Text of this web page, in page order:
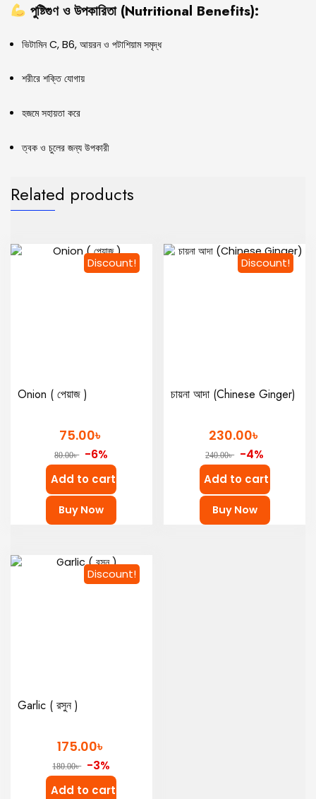
পুষ্টিগুণ ও উপকারিতা (Nutritional Benefits):
ভিটামিন C, B6, আয়রন ও পটাশিয়াম সমৃদ্ধ
শরীরে শক্তি যোগায়
হজমে সহায়তা করে
ত্বক ও চুলের জন্য উপকারী
Related products
Discount!
Onion ( পেয়াজ )
75.00৳
80.00৳ -6%
Add to cart
Buy Now
Discount!
চায়না আদা (Chinese Ginger)
230.00৳
240.00৳ -4%
Add to cart
Buy Now
Discount!
Garlic ( রসুন )
175.00৳
180.00৳ -3%
Add to cart